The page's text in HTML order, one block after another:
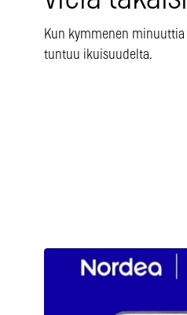
Kun kymmenen minuuttia
tuntuu ikuisuudelta.